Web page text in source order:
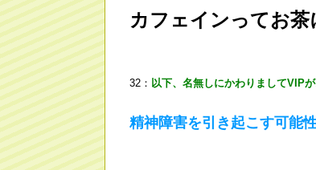
カフェインってお
32： 以下、名無しにかわりましてVIP
精神障害を引き起こす可能